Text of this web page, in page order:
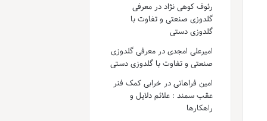
رئوف کوهی نژاددر معرفی
گلدوزی صنعتی و تفاوت با
گلدوزی دستی
امیرعلی امجدیدر معرفی گلدوزی
صنعتی و تفاوت با گلدوزی دستی
امین فراهانیدر خرابی کمک فنر
عقب سمند : علائم دلایل و
راهکارها